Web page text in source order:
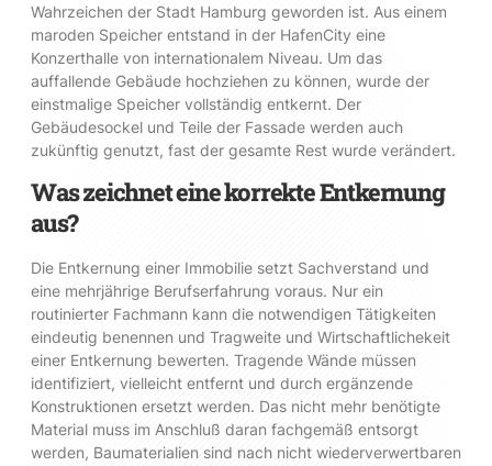
Wahrzeichen der Stadt Hamburg geworden ist. Aus einem
maroden Speicher entstand in der HafenCity eine
Konzerthalle von internationalem Niveau. Um das
auffallende Gebäude hochziehen zu können, wurde der
einstmalige Speicher vollständig entkernt. Der
Gebäudesockel und Teile der Fassade werden auch
zukünftig genutzt, fast der gesamte Rest wurde verändert.
Was zeichnet eine korrekte Entkernung
aus?
Die Entkernung einer Immobilie setzt Sachverstand und
eine mehrjährige Berufserfahrung voraus. Nur ein
routinierter Fachmann kann die notwendigen Tätigkeiten
eindeutig benennen und Tragweite und Wirtschaftlichekeit
einer Entkernung bewerten. Tragende Wände müssen
identifiziert, vielleicht entfernt und durch ergänzende
Konstruktionen ersetzt werden. Das nicht mehr benötigte
Material muss im Anschluß daran fachgemäß entsorgt
werden, Baumaterialien sind nach nicht wiederverwertbaren